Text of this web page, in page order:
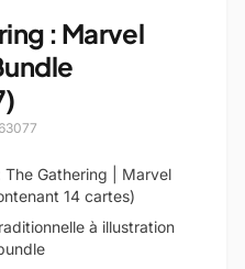
: Marvel
Gathering | Marvel
14 cartes)
à illustration